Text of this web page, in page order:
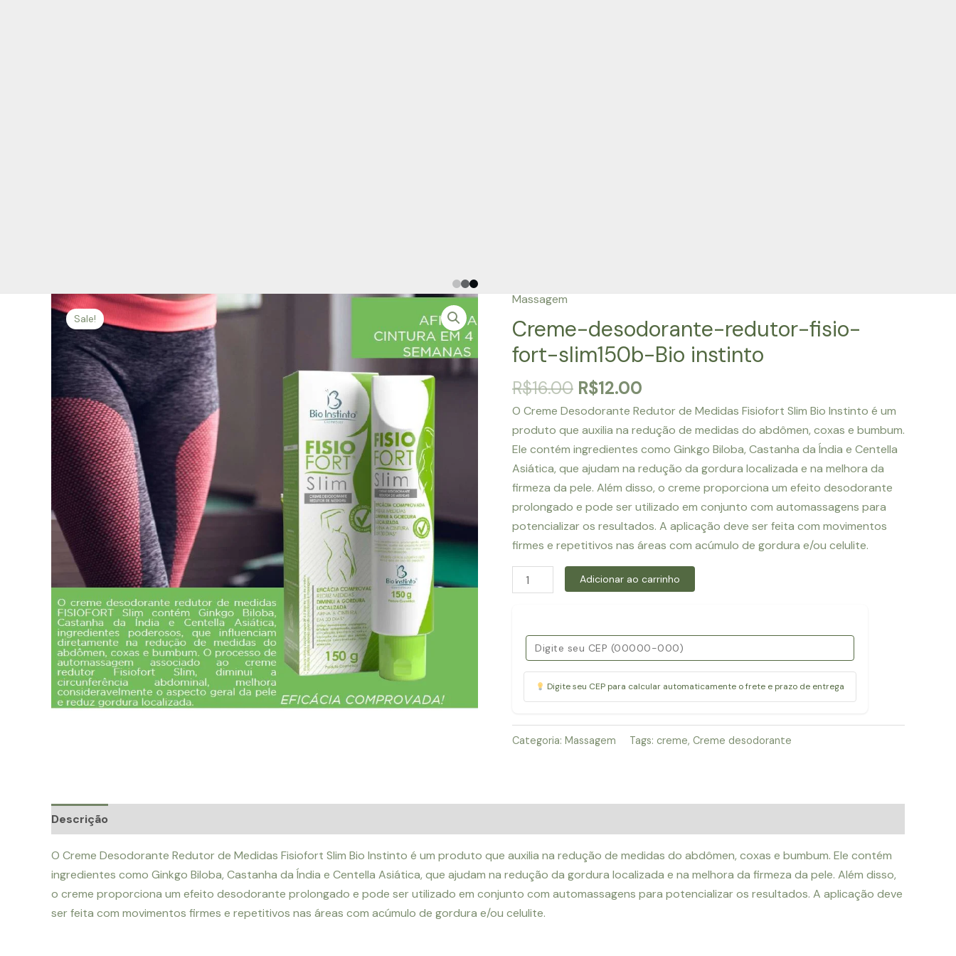
Sale!
Massagem
Creme-desodorante-redutor-fisio-
fort-slim150b-Bio instinto
R$16.00 O
preço
original
era:
R$16.00.
R$12.00
preço
atual
é:
R$12.00.
O Creme Desodorante Redutor de Medidas Fisiofort Slim Bio Instinto é um
produto que auxilia na redução de medidas do abdômen, coxas e bumbum.
Ele contém ingredientes como Ginkgo Biloba, Castanha da Índia e Centella
Asiática, que ajudam na redução da gordura localizada e na melhora da
firmeza da pele. Além disso, o creme proporciona um efeito desodorante
prolongado e pode ser utilizado em conjunto com automassagens para
potencializar os resultados. A aplicação deve ser feita com movimentos
firmes e repetitivos nas áreas com acúmulo de gordura e/ou celulite.
Creme-
desodorante-
fisio-
fort-
slim150b-
quantidade
Adicionar ao carrinho
Digite seu CEP para calcular automaticamente o frete e prazo de entrega
Categoria: Massagem Tags: creme, Creme desodorante
Descrição
O Creme Desodorante Redutor de Medidas Fisiofort Slim Bio Instinto é um produto que auxilia na redução de medidas do abdômen, coxas e bumbum. Ele contém
ingredientes como Ginkgo Biloba, Castanha da Índia e Centella Asiática, que ajudam na redução da gordura localizada e na melhora da firmeza da pele. Além disso,
o creme proporciona um efeito desodorante prolongado e pode ser utilizado em conjunto com automassagens para potencializar os resultados. A aplicação deve
ser feita com movimentos firmes e repetitivos nas áreas com acúmulo de gordura e/ou celulite.